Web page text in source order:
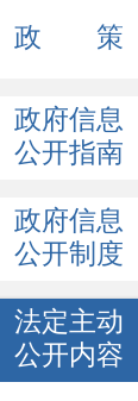
政 策
政府信息
公开指南
政府信息
公开制度
法定主动
公开内容